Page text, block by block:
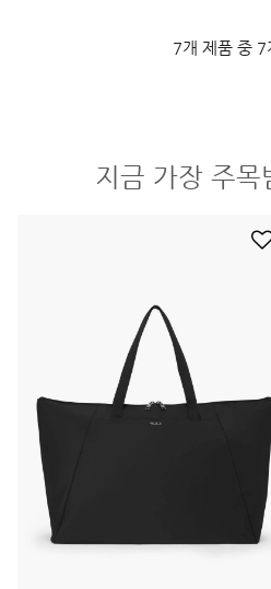
7개 제품 중 7
지금 가장 주목